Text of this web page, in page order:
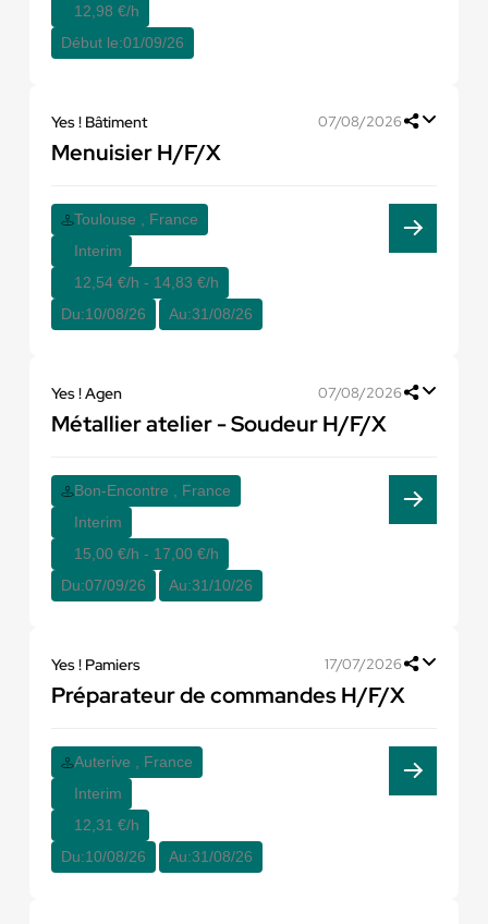
12,98 €/h
Début le:01/09/26
Yes ! Bâtiment 07/08/2026
Menuisier H/F/X
Toulouse , France
Interim
12,54 €/h - 14,83 €/h
Du:10/08/26 Au:31/08/26
Yes ! Agen 07/08/2026
Métallier atelier - Soudeur H/F/X
Bon-Encontre , France
Interim
15,00 €/h - 17,00 €/h
Du:07/09/26 Au:31/10/26
Yes ! Pamiers 17/07/2026
Préparateur de commandes H/F/X
Auterive , France
Interim
12,31 €/h
Du:10/08/26 Au:31/08/26